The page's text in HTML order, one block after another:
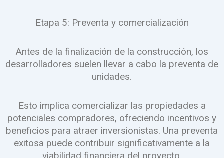
Etapa 5: Preventa y comercialización
Antes de la finalización de la construcción, los
desarrolladores suelen llevar a cabo la preventa de
unidades.
Esto implica comercializar las propiedades a
potenciales compradores, ofreciendo incentivos y
beneficios para atraer inversionistas. Una preventa
exitosa puede contribuir significativamente a la
viabilidad financiera del proyecto.